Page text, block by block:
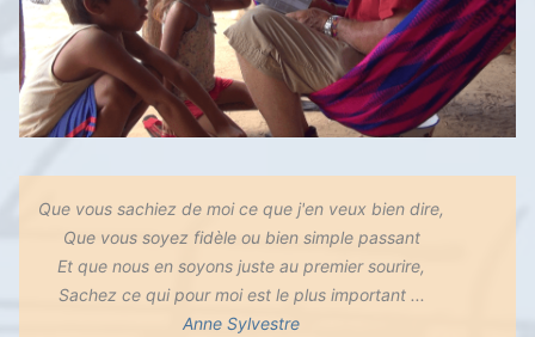
Que vous sachiez de moi ce que j'en veux bien dire,
Que vous soyez fidèle ou bien simple passant
Et que nous en soyons juste au premier sourire,
Sachez ce qui pour moi est le plus important ...
Anne Sylvestre